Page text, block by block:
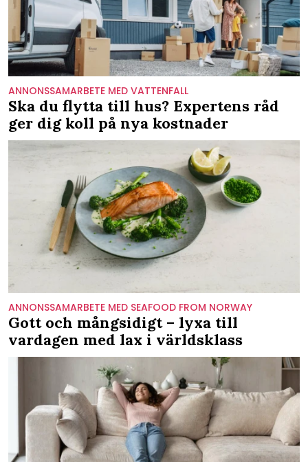
ANNONSSAMARBETE MED VATTENFALL
Ska du flytta till hus? Expertens råd
ger dig koll på nya kostnader
ANNONSSAMARBETE MED SEAFOOD FROM NORWAY
Gott och mångsidigt – lyxa till
vardagen med lax i världsklass